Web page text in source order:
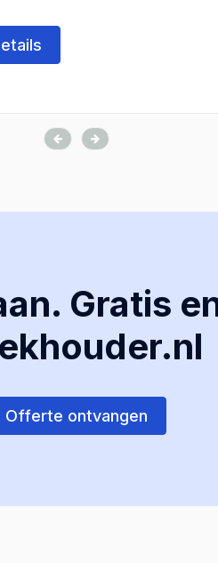
Gratis
Offerte ontvangen